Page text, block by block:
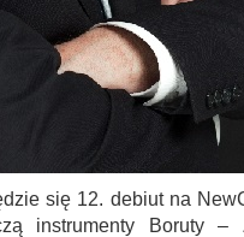
się 12. debiut na
instrumenty Boruty –